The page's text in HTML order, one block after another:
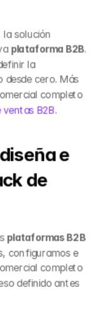
la solución
plataforma B2B.
la
cero. Más
completo
ventas B2B.
e
de
plataformas B2B
configuramos e
completo
definido antes